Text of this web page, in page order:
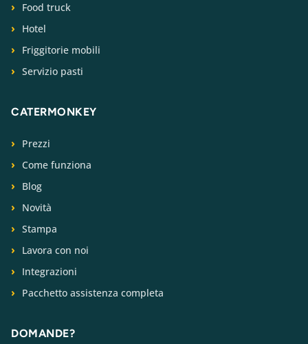
Food truck
Hotel
Friggitorie mobili
Servizio pasti
CATERMONKEY
Prezzi
Come funziona
Blog
Novità
Stampa
Lavora con noi
Integrazioni
Pacchetto assistenza completa
DOMANDE?